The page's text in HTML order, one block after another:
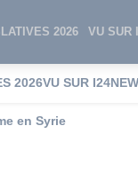
2026 VU SUR
2026VU SUR
en Syrie